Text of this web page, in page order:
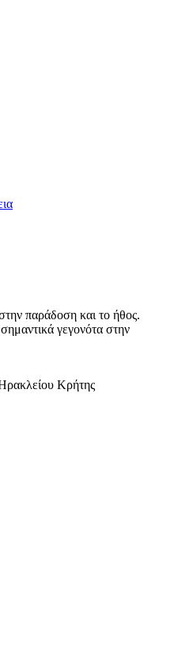
παράδοση και το ήθος.
γεγονότα στην
Κρήτης